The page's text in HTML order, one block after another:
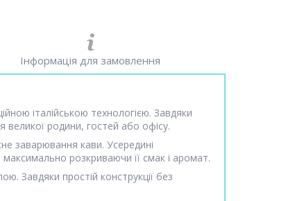
Інформація для замовлення
італійською технологією. Завдяки
родини, гостей або офісу.
заварювання кави. Усередині
розкриваючи її смак і аромат.
Завдяки простій конструкції без